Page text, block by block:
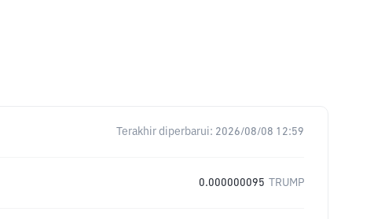
Terakhir diperbarui: 2026/08/08 12:59
0.000000095 TRUMP